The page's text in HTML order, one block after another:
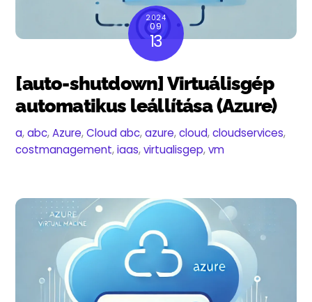
2024
09
13
[auto-shutdown] Virtuálisgép
automatikus leállítása (Azure)
a,abc,Azure,Cloud abc,azure,cloud,cloudservices,
costmanagement,iaas,virtualisgep,vm